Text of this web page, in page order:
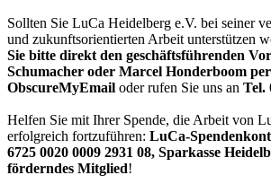
Sollten Sie LuCa Heidelberg e.V. bei seiner
und zukunftsorientierten Arbeit unterstützen
Sie bitte direkt den geschäftsführenden
Schumacher oder Marcel Honderboom
ObscureMyEmail oder rufen Sie uns an Tel.
Helfen Sie mit Ihrer Spende, die Arbeit von
erfolgreich fortzuführen: LuCa-
6725 0020 0009 2931 08, Sparkasse
förderndes Mitglied!